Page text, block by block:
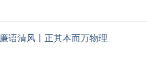
廉语清风丨正其本而万物理